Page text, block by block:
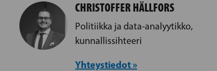
CHRISTOFFER HÄLLFORS
Politiikka ja data-analyytikko,
kunnallissihteeri
Yhteystiedot »